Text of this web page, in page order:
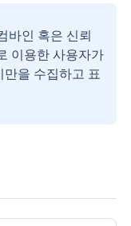
바인 혹은 신뢰
이용한 사용자가
을 수집하고 표